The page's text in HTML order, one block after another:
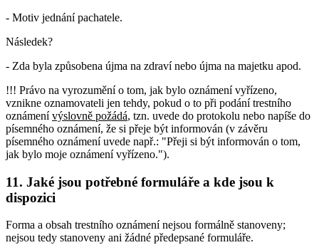
- Motiv jednání pachatele.
Následek?
- Zda byla způsobena újma na zdraví nebo újma na majetku apod.
!!! Právo na vyrozumění o tom, jak bylo oznámení vyřízeno,
vznikne oznamovateli jen tehdy, pokud o to při podání trestního
oznámenívýslovně požádá, tzn. uvede do protokolu nebo napíše do
písemného oznámení, že si přeje být informován (v závěru
písemného oznámení uvede např.: "Přeji si být informován o tom,
jak bylo moje oznámení vyřízeno.").
11. Jaké jsou potřebné formuláře a kde jsou k
dispozici
Forma a obsah trestního oznámení nejsou formálně stanoveny;
nejsou tedy stanoveny ani žádné předepsané formuláře.